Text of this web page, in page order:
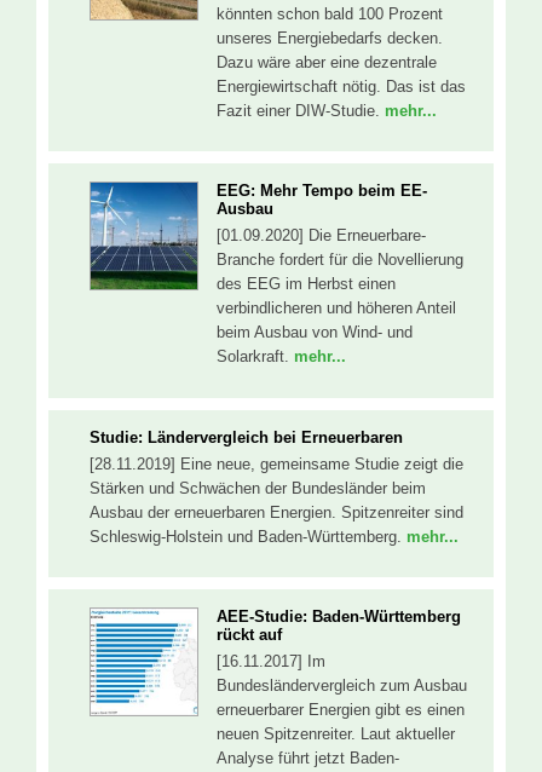
könnten schon bald 100 Prozent
unseres Energiebedarfs decken.
Dazu wäre aber eine dezentrale
Energiewirtschaft nötig. Das ist das
Fazit einer DIW-Studie. mehr...
EEG: Mehr Tempo beim EE-
Ausbau
[01.09.2020] Die Erneuerbare-
Branche fordert für die Novellierung
des EEG im Herbst einen
verbindlicheren und höheren Anteil
beim Ausbau von Wind- und
Solarkraft. mehr...
Studie: Ländervergleich bei Erneuerbaren
[28.11.2019] Eine neue, gemeinsame Studie zeigt die
Stärken und Schwächen der Bundesländer beim
Ausbau der erneuerbaren Energien. Spitzenreiter sind
Schleswig-Holstein und Baden-Württemberg. mehr...
AEE-Studie: Baden-Württemberg
rückt auf
[16.11.2017] Im
Bundesländervergleich zum Ausbau
erneuerbarer Energien gibt es einen
neuen Spitzenreiter. Laut aktueller
Analyse führt jetzt Baden-